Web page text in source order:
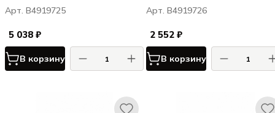
Арт. B4919725
5 038 ₽
В корзину
Арт. B4919726
2 552 ₽
В корзину